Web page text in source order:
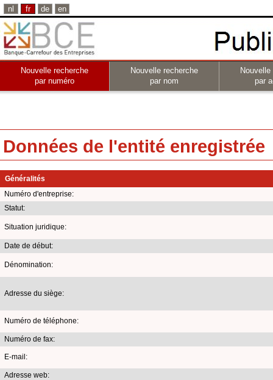
nl fr de en
Nouvelle recherche
par numéro
Nouvelle recherche
par nom
par
Données de l'entité enregistrée
Généralités
Numéro d'entreprise:
Statut:
Situation juridique:
Date de début:
Dénomination:
Adresse du siège:
Numéro de téléphone:
Numéro de fax:
E-mail:
Adresse web: